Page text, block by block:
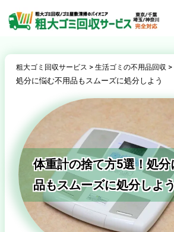
粗大ゴミ回収サービス > 生活ゴミの不用品回収 >
処分に悩む不用品もスムーズに処分しよう
体重計の捨て方5選！処分
品もスムーズに処分しよ